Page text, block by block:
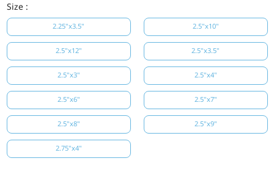
Size :
2.25"x3.5" 2.5"x10"
2.5"x12" 2.5"x3.5"
2.5"x3" 2.5"x4"
2.5"x6" 2.5"x7"
2.5"x8" 2.5"x9"
2.75"x4"